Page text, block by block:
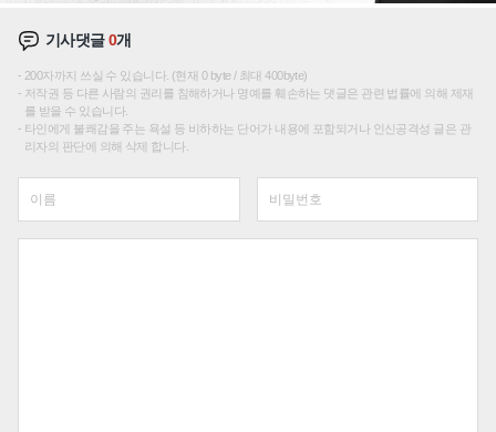
기사댓글0개
200자까지 쓰실 수 있습니다. (현재 0 byte / 최대 400byte)
저작권 등 다른 사람의 권리를 침해하거나 명예를 훼손하는 댓글은 관련 법률에 의해 제재
를 받을 수 있습니다.
타인에게 불쾌감을 주는 욕설 등 비하하는 단어가 내용에 포함되거나 인신공격성 글은 관
리자의 판단에 의해 삭제 합니다.